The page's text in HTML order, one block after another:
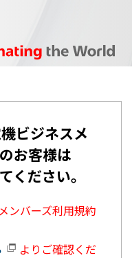
ビジネスメ
お客様は
ください。
ンバーズ利用規約
よりご確認くだ